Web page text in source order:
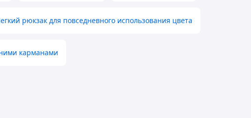
рюкзак для повседневного использования цвета
карманами